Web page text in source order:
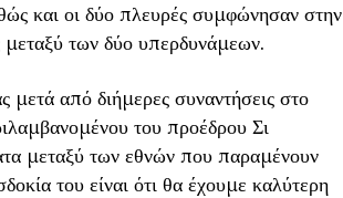
και οι δύο πλευρές συμφώνησαν στην
μεταξύ των δύο υπερδυνάμεων.
από διήμερες συναντήσεις στο
του προέδρου Σι
μεταξύ των εθνών που παραμένουν
του είναι ότι θα έχουμε καλύτερη